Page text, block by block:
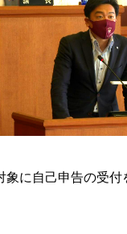
に自己申告の受付